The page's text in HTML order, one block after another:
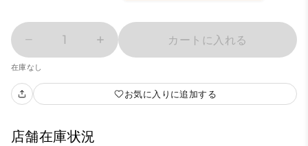
1 カートに入れる
在庫なし
お気に入りに追加する
店舗在庫状況